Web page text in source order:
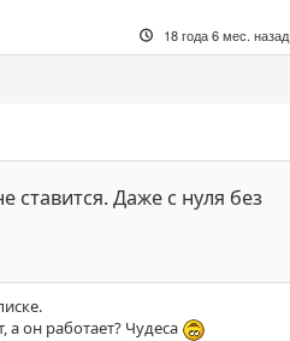
18 года 6 мес. назад
ставится. Даже с нуля без
а он работает? Чудеса